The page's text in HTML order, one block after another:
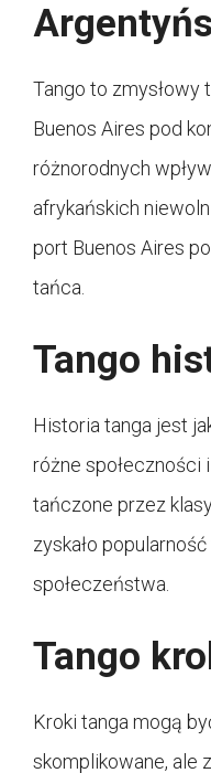
Tango to zmysłowy
Buenos Aires pod
różnorodnych
afrykańskich
port Buenos Aires
tańca.
Tango
Historia tanga jest
różne społeczności
tańczone przez
zyskało
społeczeństwa.
Tango
Kroki tanga mogą
skomplikowane, ale